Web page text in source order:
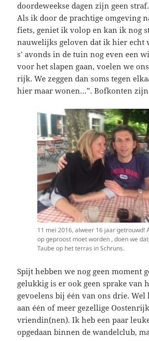
doordeweekse dagen zijn geen straf.
Als ik door de prachtige omgeving
fiets, geniet ik volop en kan ik nog
nauwelijks geloven dat ik hier echt
s’ avonds in de tuin nog even een
voor het slapen gaan, voelen we
rijk. We zeggen dan soms tegen
hier maar wonen…”. Bofkonten
11 mei 2016, alweer 16 jaar getrouwd!
op geproost moet worden , doen we
Taube op het terras in Schruns.
Spijt hebben we nog geen moment
gelukkig is er ook geen sprake van
gevoelens bij één van ons drie. Wel
aan één of meer gezellige
vriendin(nen). Ik heb een paar
opgedaan binnen de wandelclub,